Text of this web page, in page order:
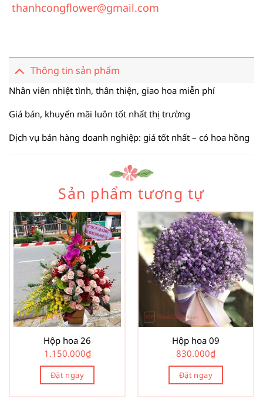
thanhcongflower@gmail.com
Thông tin sản phẩm
Nhân viên nhiệt tình, thân thiện, giao hoa miễn phí
Giá bán, khuyến mãi luôn tốt nhất thị trường
Dịch vụ bán hàng doanh nghiệp: giá tốt nhất – có hoa hồng
Sản phẩm tương tự
Hộp hoa 26
1.150.000₫
Đặt ngay
Hộp hoa 09
830.000₫
Đặt ngay